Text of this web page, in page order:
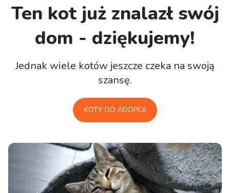
Ten kot już znalazł swój
dom - dziękujemy!
Jednak wiele kotów jeszcze czeka na swoją
szansę.
KOTY DO ADOPCJI